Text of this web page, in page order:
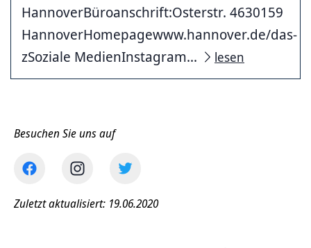
HannoverBüroanschrift:Osterstr. 4630159
HannoverHomepagewww.hannover.de/das-
zSoziale MedienInstagram...
lesen
Besuchen Sie uns auf
Zuletzt aktualisiert: 19.06.2020